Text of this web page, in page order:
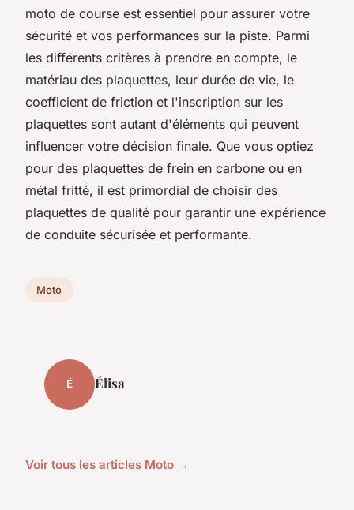
moto de course est essentiel pour assurer votre
sécurité et vos performances sur la piste. Parmi
les différents critères à prendre en compte, le
matériau des plaquettes, leur durée de vie, le
coefficient de friction et l'inscription sur les
plaquettes sont autant d'éléments qui peuvent
influencer votre décision finale. Que vous optiez
pour des plaquettes de frein en carbone ou en
métal fritté, il est primordial de choisir des
plaquettes de qualité pour garantir une expérience
de conduite sécurisée et performante.
Moto
É Élisa
Voir tous les articles Moto →